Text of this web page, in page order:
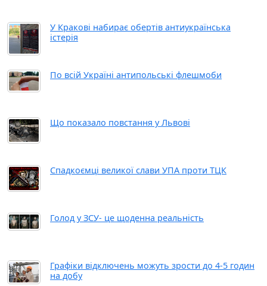
У Кракові набирає обертів антиукраїнська
істерія
По всій Україні антипольські флешмоби
Що показало повстання у Львові
Спадкоємці великої слави УПА проти ТЦК
Голод у ЗСУ- це щоденна реальність
Графіки відключень можуть зрости до 4-5 годин
на добу